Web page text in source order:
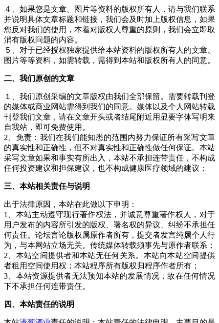
４、如果您是文章、图片等资料的版权所有人，请与我们联系
并说明具体文章标题和链接，我们会及时加上版权信息，如果
您反对我们的使用，本着对版权人尊重的原则，我们会立即取
消有版权问题的内容。
５、对于已经授权独家提供给本站资料的版权所有人的文章、
图片等等资料，如需转载，需得到本站和版权所有人的同意。
二、我们原创的文章
１、我们原创采编的文章版权由我们全部保留。需要转载刊登
的媒体或商业网站需得到我们的同意。媒体以及个人网站转载
刊登我们文章，请在文章开头或者结尾附近用显要字体写明来
自我站，即可免费使用。
2、免责：我们在我们能知悉的范围内努力保证所有采写文章
的真实性和正确性，但不对真实性和正确性做任何保证。本站
采写文章如果和事实有所出入，本站不承担连带责任，不构成
任何投资建议和担保建议，也不构成健康医疗领域的建议；
三、本站相关责任与说明
出于法律原因，本站在此做以下申明：
1、本站主动遵守现行著作权法，并诚意尊重著作权人，对于
用户发布的内容所引发的版权、署名权的异议、纠纷不承担任
何责任。论坛言论版权属原作者所有，提交者发言纯属个人行
为，与本网站立场无关。传统媒体转载须事先与原作者联系；
2、本站空间提供者和本站无任何关系。本站向本站空间提供
者租用空间使用权；本站程序所有版权归程序作者所有；
3、本站资源提供者无法预知本站的发展情况，故在任何情况
下不承担任何连带责任。
四、本站责任的说明